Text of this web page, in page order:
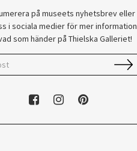
på museets nyhetsbrev eller
i sociala medier för mer information
som händer på Thielska Galleriet!